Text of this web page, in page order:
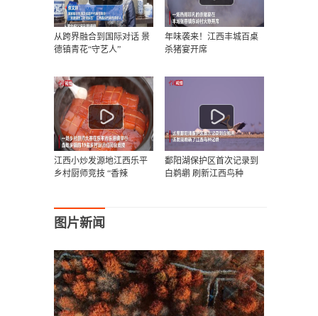
从跨界融合到国际对话 景
德镇青花“守艺人”
年味袭来！江西丰城百桌
杀猪宴开席
江西小炒发源地江西乐平
乡村厨师竞技 “香辣
鄱阳湖保护区首次记录到
白鹈鹕 刷新江西鸟种
图片新闻